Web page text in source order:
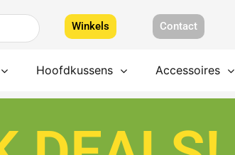
Winkels Contact
Hoofdkussens Accessoires